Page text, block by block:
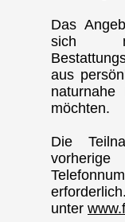
Das
sich
aus
naturnahe
möchten.
Die
unter